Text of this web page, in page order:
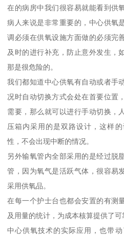
在的病房中我们很容易就能看到供
病人来说是非常重要的，中心供氧
调必须在供氧设施方面做的必须完
及时的进行补充，防止意外发生，
那是很危险的。
我们都知道中心供氧有自动或者手
况时自动切换方式会处在首要位置
需要，那么就可以进行手动切换，
压箱内采用的是双路设计，这样
性，不会出现中断的情况。
另外输氧管内全部采用的是经过脱
管，因为氧气是活跃气体，很容易
采用供氧品。
在每一个护士台也都会安置的有测
及用量的统计，为成本核算提供了可
中心供氧技术的实际应用，也带